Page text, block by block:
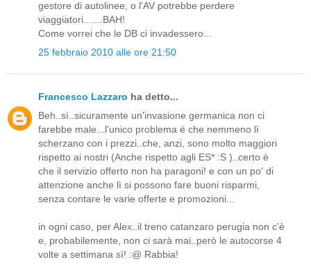
gestore di autolinee, o l'AV potrebbe perdere
viaggiatori.......BAH!
Come vorrei che le DB ci invadessero...
25 febbraio 2010 alle ore 21:50
Francesco Lazzaro ha detto...
Beh..sì..sicuramente un'invasione germanica non ci
farebbe male...l'unico problema è che nemmeno lì
scherzano con i prezzi..che, anzi, sono molto maggiori
rispetto ai nostri (Anche rispetto agli ES* :S )..certo è
che il servizio offerto non ha paragoni! e con un po' di
attenzione anche lì si possono fare buoni risparmi,
senza contare le varie offerte e promozioni...
in ogni caso, per Alex..il treno catanzaro perugia non c'è
e, probabilemente, non ci sarà mai..però le autocorse 4
volte a settimana sì! :@ Rabbia!